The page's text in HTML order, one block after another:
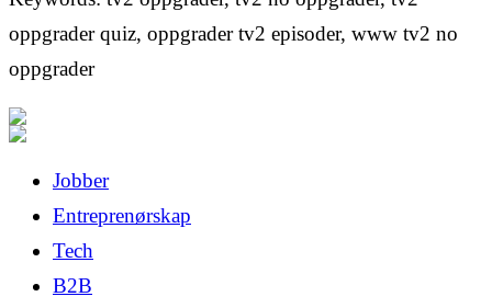
oppgrader quiz, oppgrader tv2 episoder, www tv2 no
oppgrader
Jobber
Entreprenørskap
Tech
B2B